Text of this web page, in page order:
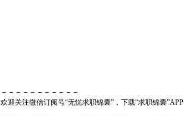
－－－－－－－－－－－
欢迎关注微信订阅号“无忧求职锦囊”，下载“求职锦囊”APP